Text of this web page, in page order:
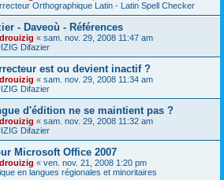
Orthographique Latin - Latin Spell Checker
- Daveoù - Références
drouizig « sam. nov. 29, 2008 11:47 am
Difazier
est ou devient inactif ?
drouizig « sam. nov. 29, 2008 11:34 am
Difazier
d'édition ne se maintient pas ?
drouizig « sam. nov. 29, 2008 11:32 am
Difazier
Microsoft Office 2007
drouizig « ven. nov. 21, 2008 1:20 pm
en langues régionales et minoritaires